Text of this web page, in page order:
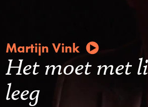
Martijn Vink
Het moet met
leeg